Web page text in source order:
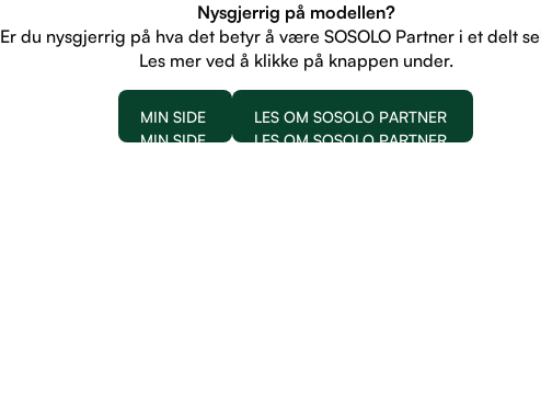
Nysgjerrig på modellen?
Er du nysgjerrig på hva det betyr å være SOSOLO Partner i et delt
Les mer ved å klikke på knappen under.
MIN SIDE
MIN SIDE
LES OM SOSOLO PARTNER
LES OM SOSOLO PARTNER